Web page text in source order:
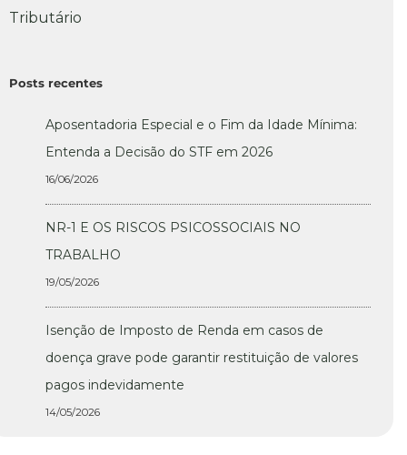
Tributário
Posts recentes
Aposentadoria Especial e o Fim da Idade Mínima:
Entenda a Decisão do STF em 2026
16/06/2026
NR-1 E OS RISCOS PSICOSSOCIAIS NO
TRABALHO
19/05/2026
Isenção de Imposto de Renda em casos de
doença grave pode garantir restituição de valores
pagos indevidamente
14/05/2026